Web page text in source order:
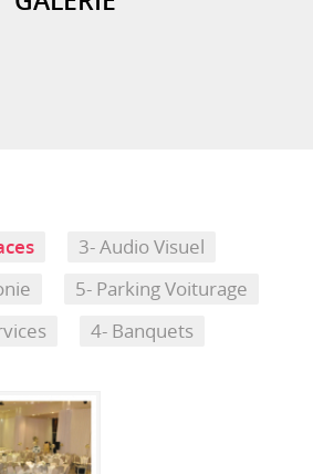
3- Audio Visuel
5- Parking Voiturage
4- Banquets